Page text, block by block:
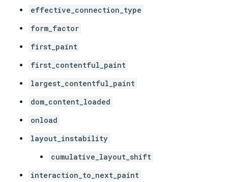
effective_connection_type
form_factor
first_paint
first_contentful_paint
largest_contentful_paint
dom_content_loaded
onload
layout_instability
cumulative_layout_shift
interaction_to_next_paint